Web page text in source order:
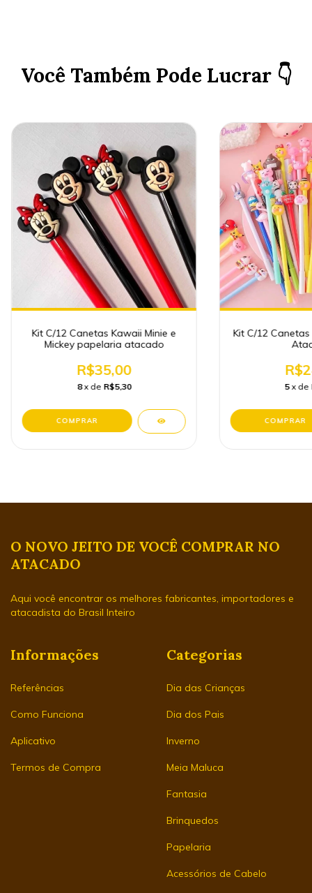
Você Também Pode Lucrar 👇
Kit C/12 Canetas Kawaii Minie e
Mickey papelaria atacado
R$35,00
8 x de R$5,30
Kit C/12
5 x de
O NOVO JEITO DE VOCÊ COMPRAR NO
ATACADO
Aqui você encontrar os melhores fabricantes, importadores e
atacadista do Brasil Inteiro
Informações
Referências
Como Funciona
Aplicativo
Termos de Compra
Categorias
Dia das Crianças
Dia dos Pais
Inverno
Meia Maluca
Fantasia
Brinquedos
Papelaria
Acessórios de Cabelo